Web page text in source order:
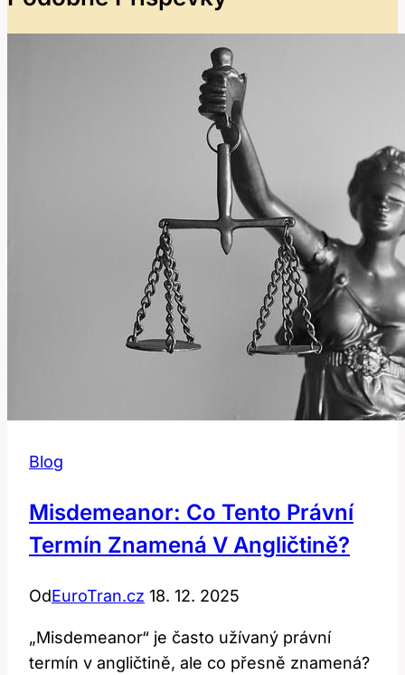
Blog
Misdemeanor: Co Tento Právní
Termín Znamená V Angličtině?
OdEuroTran.cz 18. 12. 2025
„Misdemeanor“ je často užívaný právní
termín v angličtině, ale co přesně znamená?